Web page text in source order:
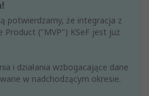
potwierdzamy, że integracja z
Product ("MVP") KSeF jest już
i działania wzbogacające dane
w nadchodzącym okresie.